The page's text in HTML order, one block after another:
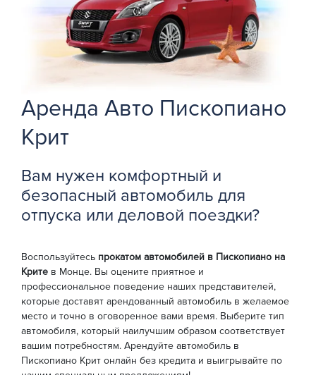
Аренда Авто Пископиано
Крит
Вам нужен комфортный и
безопасный автомобиль для
отпуска или деловой поездки?
Воспользуйтесь прокатом автомобилей в Пископиано на
Крите в Монце. Вы оцените приятное и
профессиональное поведение наших представителей,
которые доставят арендованный автомобиль в желаемое
место и точно в оговоренное вами время. Выберите тип
автомобиля, который наилучшим образом соответствует
вашим потребностям. Арендуйте автомобиль в
Пископиано Крит онлайн без кредита и выигрывайте по